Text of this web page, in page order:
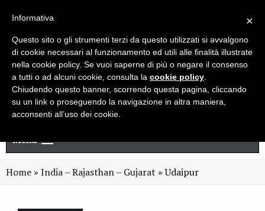
Newsletter
Menu
Home » India – Rajasthan – Gujarat »Udaipur
×
Informativa
Questo sito o gli strumenti terzi da questo utilizzati si avvalgono
di cookie necessari al funzionamento ed utili alle finalità illustrate
nella cookie policy. Se vuoi saperne di più o negare il consenso
a tutti o ad alcuni cookie, consulta la cookie policy
Chiudendo questo banner, scorrendo questa pagina, cliccando
su un link o proseguendo la navigazione in altra maniera,
acconsenti all’uso dei cookie.